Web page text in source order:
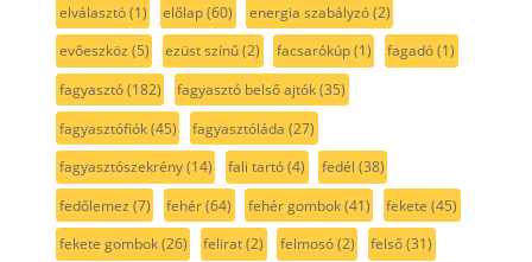
elválasztó(1) előlap(60) energia szabályzó(2)
evőeszköz (5) ezüst színű(2) facsarókúp(1) fagadó(1)
fagyasztó(182) fagyasztó belső ajtók(35)
fagyasztófiók(45) fagyasztóláda (27)
fagyasztószekrény(14) fali tartó(4) fedél (38)
fedőlemez (7) fehér(64) fehér gombok(41) fekete (45)
fekete gombok(26) felirat(2) felmosó(2) felső(31)